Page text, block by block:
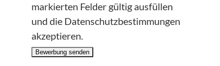
markierten Felder gültig ausfüllen
und die Datenschutzbestimmungen
akzeptieren.
Bewerbung senden